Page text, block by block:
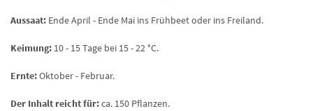
Aussaat: Ende April - Ende Mai ins Frühbeet oder ins Freiland.
Keimung: 10 - 15 Tage bei 15 - 22 °C.
Ernte:Oktober - Februar.
Der Inhalt reicht für:ca. 150 Pflanzen.